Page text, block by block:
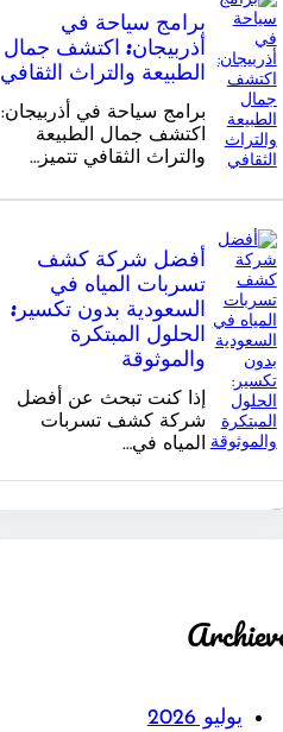
برامج سياحة في
أذربيجان: اكتشف جمال
الطبيعة والتراث الثقافي
برامج سياحة في أذربيجان:
اكتشف جمال الطبيعة
والتراث الثقافي تتميز…
أفضل شركة كشف
تسربات المياه في
السعودية بدون تكسير:
الحلول المبتكرة
والموثوقة
إذا كنت تبحث عن أفضل
شركة كشف تسربات
المياه في…
يوليو 2026